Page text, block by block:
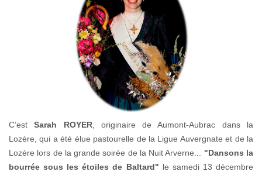
C’estSarah ROYER, originaire de Aumont-Aubrac dans la
Lozère, qui a été élue pastourelle de la Ligue Auvergnate et de la
Lozère lors de la grande soirée de la Nuit Arverne...
"Dansons la
bourrée sous les étoiles de Baltard" le samedi 13 décembre